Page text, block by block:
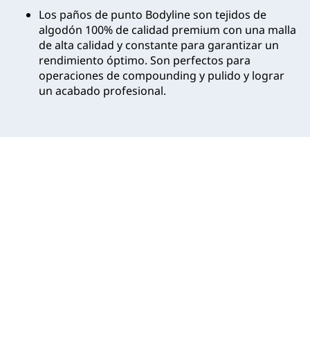
Los paños de punto Bodyline son tejidos de
algodón 100% de calidad premium con una malla
de alta calidad y constante para garantizar un
rendimiento óptimo. Son perfectos para
operaciones de compounding y pulido y lograr
un acabado profesional.